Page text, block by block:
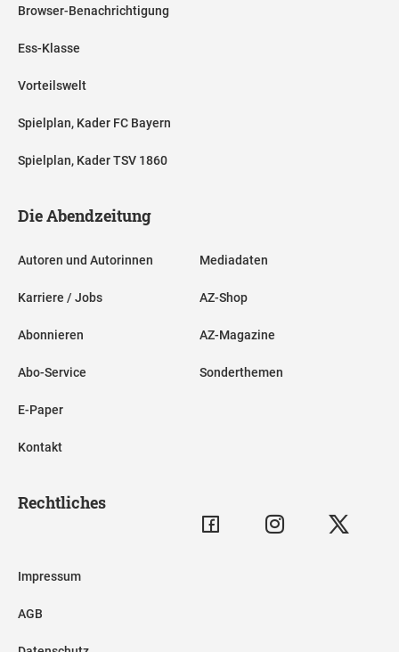
Browser-Benachrichtigung
Ess-Klasse
Vorteilswelt
Spielplan, Kader FC Bayern
Spielplan, Kader TSV 1860
Die Abendzeitung
Autoren und Autorinnen
Karriere / Jobs
Abonnieren
Abo-Service
E-Paper
Kontakt
Mediadaten
AZ-Shop
AZ-Magazine
Sonderthemen
Rechtliches
Impressum
AGB